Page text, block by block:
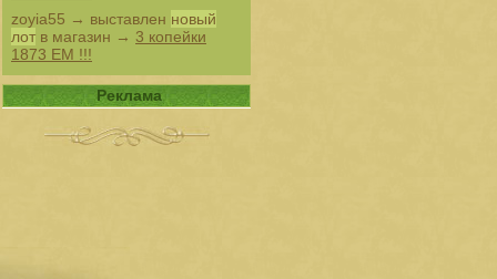
zoyia55 → выставлен новый
лот в магазин → 3 копейки
1873 ЕМ !!!
Реклама